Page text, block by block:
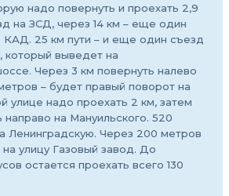
надо повернуть и проехать 2,9
на ЗСД, через 14 км – еще один
КАД. 25 км пути – и еще один съезд
который выведет на
Через 3 км повернуть налево
– будет правый поворот на
улице надо проехать 2 км, затем
на Мануильского. 520
Ленинградскую. Через 200 метров
улицу Газовый завод. До
остается проехать всего 130